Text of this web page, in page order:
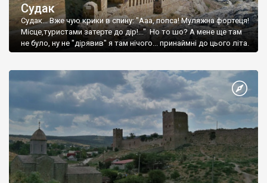
Судак
Судак... Вже чую крики в спину: "Ааа, попса! Муляжна фортеця!
Місце,туристами затерте до дір!..." Но то шо? А мене ще там
не було, ну не "дірявив" я там нічого... принаймні до цього літа.